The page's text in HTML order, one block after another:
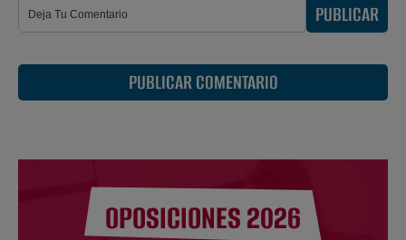
PUBLICAR
PUBLICAR COMENTARIO
OPOSICIONES 2026